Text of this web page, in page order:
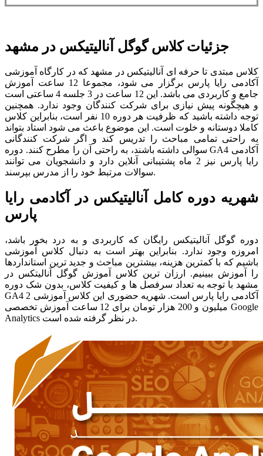
جزئیات کلاس گوگل آنالیتیکس در مشهد
کلاس مبتدی تا حرفه ای آنالیتیکس در مشهد که در کارگاه آموزشی
آکادمی رایا پارس برگزار می شود، مجموعا 12 ساعت آموزش
جامع و کاربردی می باشد. این 12 ساعت در 3 جلسه 4 ساعتی است
و هیچگونه پیش نیازی برای شرکت کنندگان وجود ندارد. همچنین
توجه داشته باشید که ظرفیت هر دوره 10 نفر است، بنابراین کلاس
کاملا دوستانه و خلوت است. این موضوع باعث می شود استاد بتواند
به راحتی تمامی مباحث را تدریس کند و اگر شرکت کنندگانی
سوالی داشته باشند، به راحتی آن را مطرح کنند. دوره GA4 آکادمی
رایا پارس نیز 2 ماه پشتیبانی آنلاین دارد و دانشجویان می توانند
سوالات مرتبط خود را از مدرس بپرسند.
شهریه دوره کامل آنالیتیکس در آکادمی رایا
پارس
دوره گوگل آنالیتیکس رایگان که کاربردی و به درد بخور باشد،
امروزه وجود ندارد. بنابراین بهتر است به دنبال کلاس آموزشی
باشیم که با کمترین هزینه، بیشترین مباحث و جدید ترین استانداردها
را آموزش ببینیم. ارزان ترین کلاس آموزش گوگل آنالیتکس در
مشهد با توجه به تعداد سرفصل ها و کیفیت کلاس، بدون شک دوره
GA4 آکادمی رایا پارس است. شهریه حضوری این کلاس آموزشی 2
میلیون و 200 هزار تومان برای 12 ساعت آموزش تخصصی Google
Analytics در نظر گرفته شده است.